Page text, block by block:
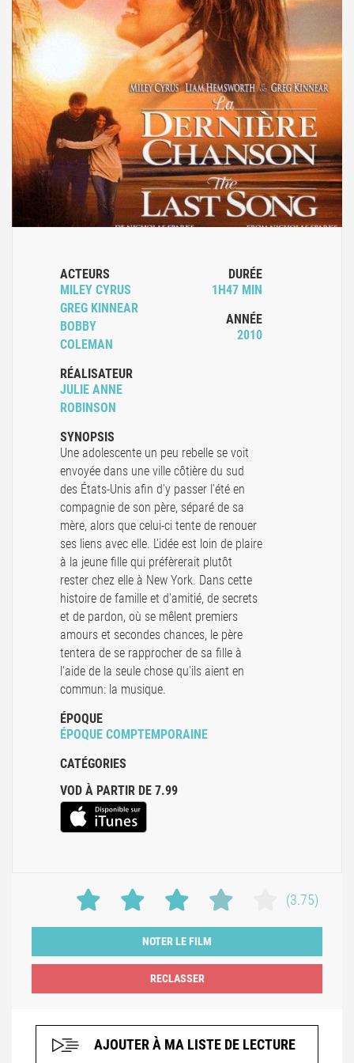
ACTEURS
MILEY CYRUS
GREG KINNEAR
BOBBY
COLEMAN
RÉALISATEUR
JULIE ANNE
ROBINSON
DURÉE
1H47 MIN
ANNÉE
2010
SYNOPSIS
Une adolescente un peu rebelle se voit
envoyée dans une ville côtière du sud
des États-Unis afin d'y passer l'été en
compagnie de son père, séparé de sa
mère, alors que celui-ci tente de renouer
ses liens avec elle. L'idée est loin de plaire
à la jeune fille qui préfèrerait plutôt
rester chez elle à New York. Dans cette
histoire de famille et d'amitié, de secrets
et de pardon, où se mêlent premiers
amours et secondes chances, le père
tentera de se rapprocher de sa fille à
l'aide de la seule chose qu'ils aient en
commun: la musique.
ÉPOQUE
ÉPOQUE COMPTEMPORAINE
CATÉGORIES
VOD À PARTIR DE 7.99
(3.75)
NOTER LE FILM
AJOUTER À MA LISTE DE LECTURE